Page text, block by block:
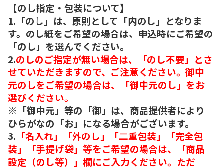
【のし指定・包装について】
1.「のし」は、原則として「内のし」となりま
す。のし紙をご希望の場合は、申込時にご希望の
「のし」を選んでください。
2.のしのご指定が無い場合は、「のし不要」とさ
せていただきますので、ご注意ください。御中
元のしをご希望の場合は、「御中元のし」をお
選びください。
※「御中元」等の「御」は、商品提供者により
ひらがなの「お」になる場合がございます。
3. 「名入れ」「外のし」「二重包装」「完全包
装」「手提げ袋」等をご希望の場合は、「商品
設定（のし等）」欄にご入力ください。ただ